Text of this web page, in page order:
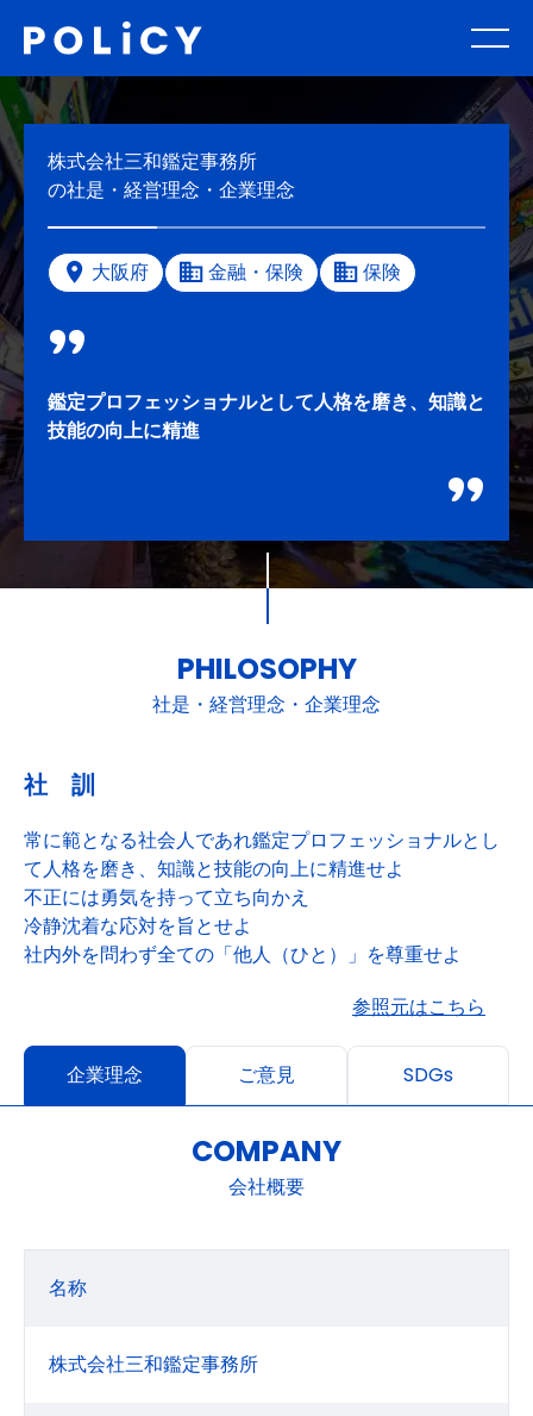
株式会社三和鑑定事務所
の社是・経営理念・企業理念
大阪府 金融・保険 保険
鑑定プロフェッショナルとして人格を磨き、知識と
技能の向上に精進
PHILOSOPHY
社是・経営理念・企業理念
社 訓
常に範となる社会人であれ鑑定プロフェッショナルとし
て人格を磨き、知識と技能の向上に精進せよ
不正には勇気を持って立ち向かえ
冷静沈着な応対を旨とせよ
社内外を問わず全ての「他人（ひと）」を尊重せよ
参照元はこちら
企業理念 ご意見 SDGs
COMPANY
会社概要
名称
株式会社三和鑑定事務所